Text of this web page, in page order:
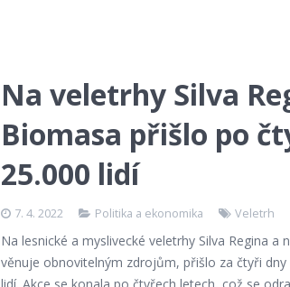
Na veletrhy Silva
Biomasa přišlo po
25.000 lidí
7. 4. 2022 Politika a ekonomika Veletrh
Na lesnické a myslivecké veletrhy Silva Regina a
věnuje obnovitelným zdrojům, přišlo za čtyři dny